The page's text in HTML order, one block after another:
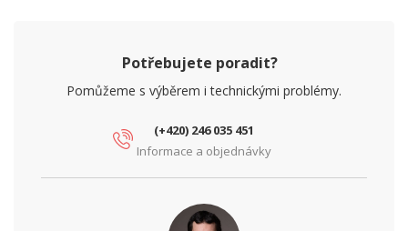
Potřebujete poradit?
Pomůžeme s výběrem i technickými problémy.
(+420) 246 035 451
Informace a objednávky